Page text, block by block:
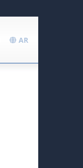
AR